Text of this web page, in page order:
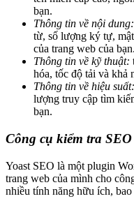
bạn.
Thông tin về nội dung:
từ, số lượng ký tự,
của trang web của bạn.
Thông tin về kỹ thuật:
hóa, tốc độ tải và khả
Thông tin về hiệu suất:
lượng truy cập tìm
bạn.
Công cụ kiểm tra SEO
Yoast SEO là một plugin
trang web của mình cho
nhiều tính năng hữu ích, bao